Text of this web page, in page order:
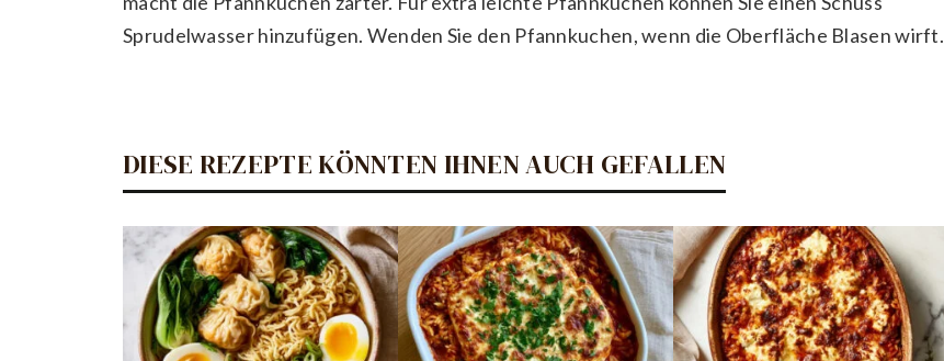
Sprudelwasser hinzufügen. Wenden Sie den Pfannkuchen, wenn die Oberfläche Blasen wirft.
DIESE REZEPTE KÖNNTEN IHNEN AUCH GEFALLEN